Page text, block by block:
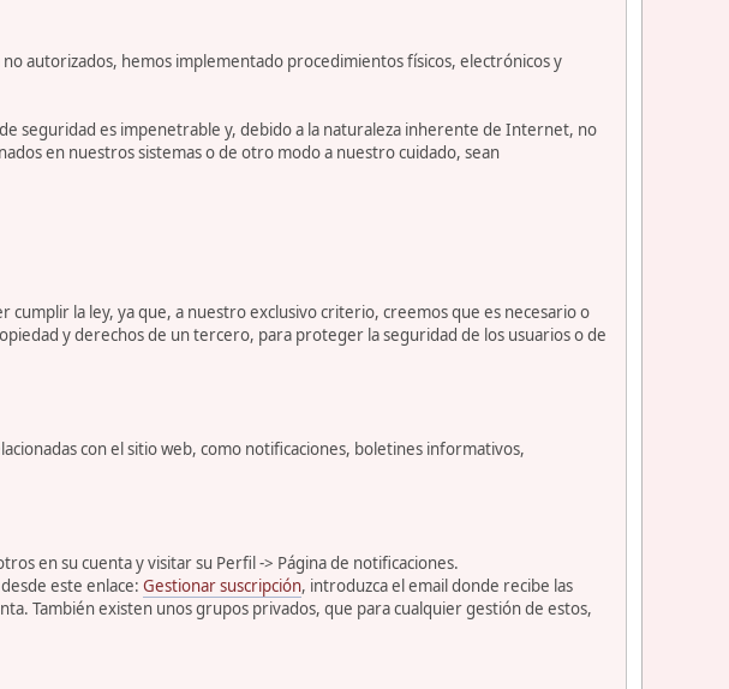
autorizados, hemos implementado procedimientos físicos, electrónicos y
seguridad es impenetrable y, debido a la naturaleza inherente de Internet, no
en nuestros sistemas o de otro modo a nuestro cuidado, sean
la ley, ya que, a nuestro exclusivo criterio, creemos que es necesario o
y derechos de un tercero, para proteger la seguridad de los usuarios o de
con el sitio web, como notificaciones, boletines informativos,
en su cuenta y visitar su Perfil -> Página de notificaciones.
este enlace: Gestionar suscripción, introduzca el email donde recibe las
También existen unos grupos privados, que para cualquier gestión de estos,